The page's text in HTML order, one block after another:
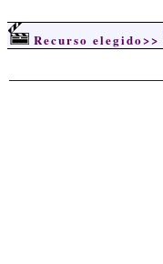
Recurso elegido>>